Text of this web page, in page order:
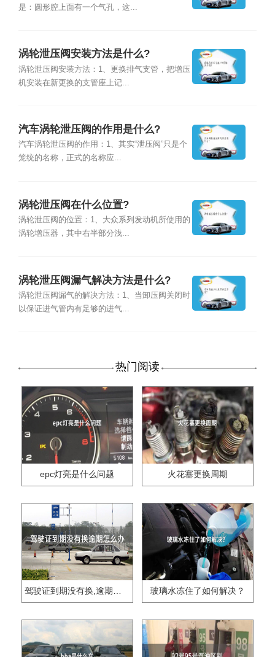
是：圆形腔上面有一个气孔，这...
涡轮泄压阀安装方法是什么?
涡轮泄压阀安装方法：1、更换排气支管，把增压
机安装在新更换的支管座上记...
汽车涡轮泄压阀的作用是什么?
汽车涡轮泄压阀的作用：1、其实“泄压阀”只是个
笼统的名称，正式的名称应...
涡轮泄压阀在什么位置?
涡轮泄压阀的位置：1、大众系列发动机所使用的
涡轮增压器，其中右半部分浅...
涡轮泄压阀漏气解决方法是什么?
涡轮泄压阀漏气的解决方法：1、当卸压阀关闭时
以保证进气管内有足够的进气...
热门阅读
epc灯亮是什么问题 火花塞更换周期
驾驶证到期没有换,逾期怎么办?? 玻璃水冻住了如何解决？